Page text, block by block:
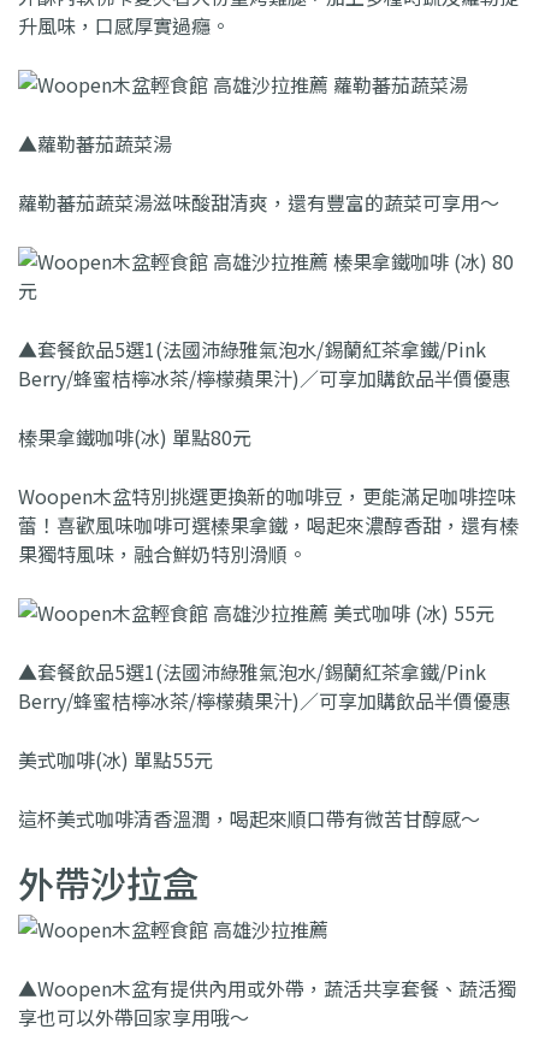
升風味，口感厚實過癮。
▲蘿勒蕃茄蔬菜湯
蘿勒蕃茄蔬菜湯滋味酸甜清爽，還有豐富的蔬菜可享用～
▲套餐飲品5選1(法國沛綠雅氣泡水/錫蘭紅茶拿鐵/Pink
Berry/蜂蜜桔檸冰茶/檸檬蘋果汁)／可享加購飲品半價優惠
榛果拿鐵咖啡(冰) 單點80元
Woopen木盆特別挑選更換新的咖啡豆，更能滿足咖啡控味
蕾！喜歡風味咖啡可選榛果拿鐵，喝起來濃醇香甜，還有榛
果獨特風味，融合鮮奶特別滑順。
▲套餐飲品5選1(法國沛綠雅氣泡水/錫蘭紅茶拿鐵/Pink
Berry/蜂蜜桔檸冰茶/檸檬蘋果汁)／可享加購飲品半價優惠
美式咖啡(冰) 單點55元
這杯美式咖啡清香溫潤，喝起來順口帶有微苦甘醇感～
外帶沙拉盒
▲Woopen木盆有提供內用或外帶，蔬活共享套餐、蔬活獨
享也可以外帶回家享用哦～